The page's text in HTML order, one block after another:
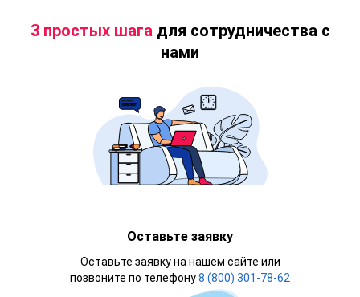
3 простых шагадля сотрудничества с
нами
Оставьте заявку
Оставьте заявку на нашем сайте или
позвоните по телефону8 (800) 301-78-62